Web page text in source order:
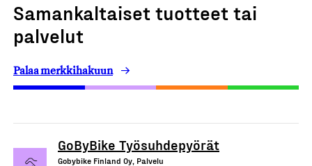
Samankaltaiset tuotteet tai
palvelut
Palaa merkkihakuun
GoByBike Työsuhdepyörät
Gobybike Finland Oy, Palvelu